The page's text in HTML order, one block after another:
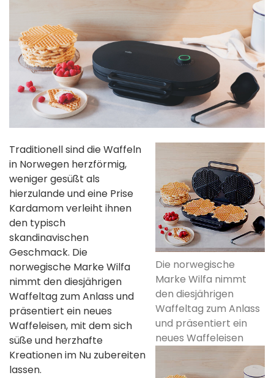
Die norwegische
Marke Wilfa nimmt
den diesjährigen
Waffeltag zum Anlass
und präsentiert ein
neues Waffeleisen
Traditionell sind die Waffeln
in Norwegen herzförmig,
weniger gesüßt als
hierzulande und eine Prise
Kardamom verleiht ihnen
den typisch
skandinavischen
Geschmack. Die
norwegische Marke Wilfa
nimmt den diesjährigen
Waffeltag zum Anlass und
präsentiert ein neues
Waffeleisen, mit dem sich
süße und herzhafte
Kreationen im Nu zubereiten
lassen.